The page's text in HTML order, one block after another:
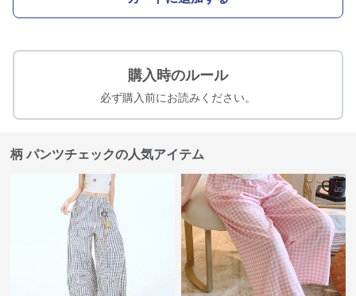
購入時のルール
必ず購入前にお読みください。
柄 パンツチェックの人気アイテム